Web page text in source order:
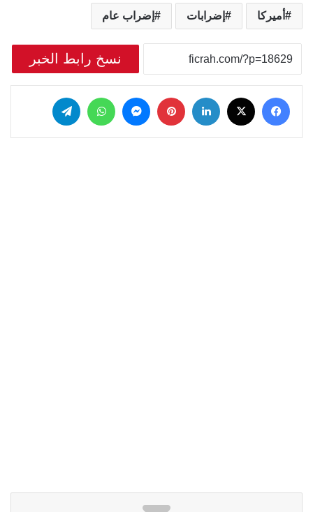
أميركا إضرابات إضراب عام
نسخ رابط الخبر
فيسبوك لينكدإن بينتيريست
ماسنجر واتساب